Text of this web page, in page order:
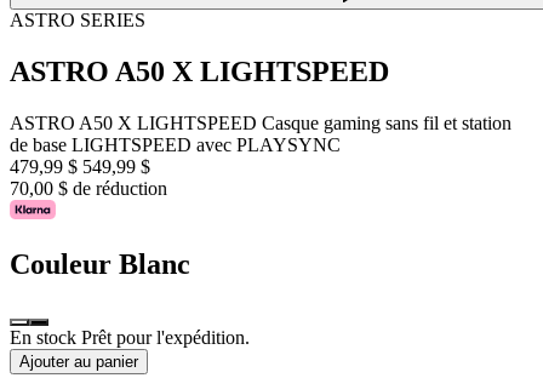
ASTRO SERIES
ASTRO A50 X LIGHTSPEED
ASTRO A50 X LIGHTSPEED Casque gaming sans fil et station
de base LIGHTSPEED avec PLAYSYNC
479,99 $ 549,99 $
70,00 $ de réduction
Couleur Blanc
En stock Prêt pour l'expédition.
Ajouter au panier